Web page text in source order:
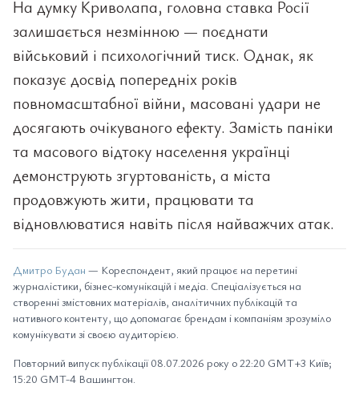
На думку Криволапа, головна ставка Росії
залишається незмінною — поєднати
військовий і психологічний тиск. Однак, як
показує досвід попередніх років
повномасштабної війни, масовані удари не
досягають очікуваного ефекту. Замість паніки
та масового відтоку населення українці
демонструють згуртованість, а міста
продовжують жити, працювати та
відновлюватися навіть після найважчих атак.
Дмитро Будан — Кореспондент, який працює на перетині
журналістики, бізнес-комунікацій і медіа. Спеціалізується на
створенні змістовних матеріалів, аналітичних публікацій та
нативного контенту, що допомагає брендам і компаніям зрозуміло
комунікувати зі своєю аудиторією.
Повторний випуск публікації 08.07.2026 року о 22:20 GMT+3 Київ;
15:20 GMT-4 Вашингтон.